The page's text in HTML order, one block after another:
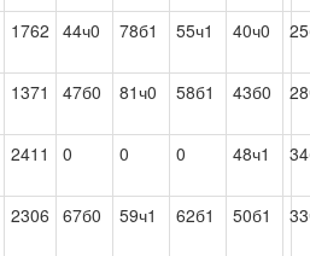
1762 44ч0 78б1 55ч1 40ч0
1371 47б0 81ч0 58б1 43б0
2411 0 0 0 48ч1
2306 67б0 59ч1 62б1 50б1